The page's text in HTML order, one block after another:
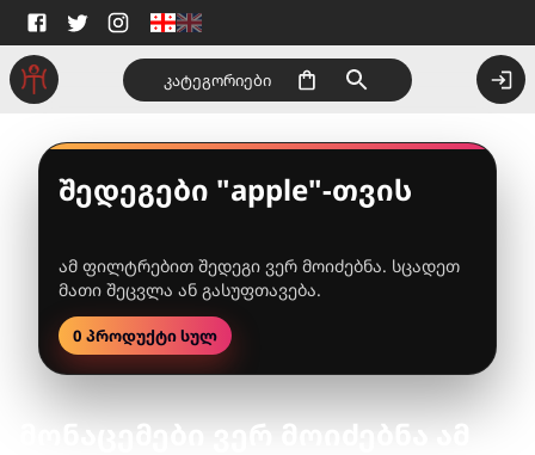
კატეგორიები
შედეგები "apple"-თვის
ამ ფილტრებით შედეგი ვერ მოიძებნა. სცადეთ
მათი შეცვლა ან გასუფთავება.
0 პროდუქტი სულ
მონაცემები ვერ მოიძებნა ამ